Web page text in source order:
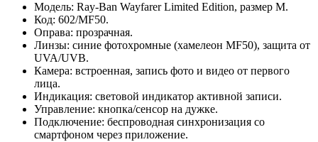
Модель: Ray‑Ban Wayfarer Limited Edition, размер M.
Код: 602/MF50.
Оправа: прозрачная.
Линзы: синие фотохромные (хамелеон MF50), защита от
UVA/UVB.
Камера: встроенная, запись фото и видео от первого
лица.
Индикация: световой индикатор активной записи.
Управление: кнопка/сенсор на дужке.
Подключение: беспроводная синхронизация со
смартфоном через приложение.